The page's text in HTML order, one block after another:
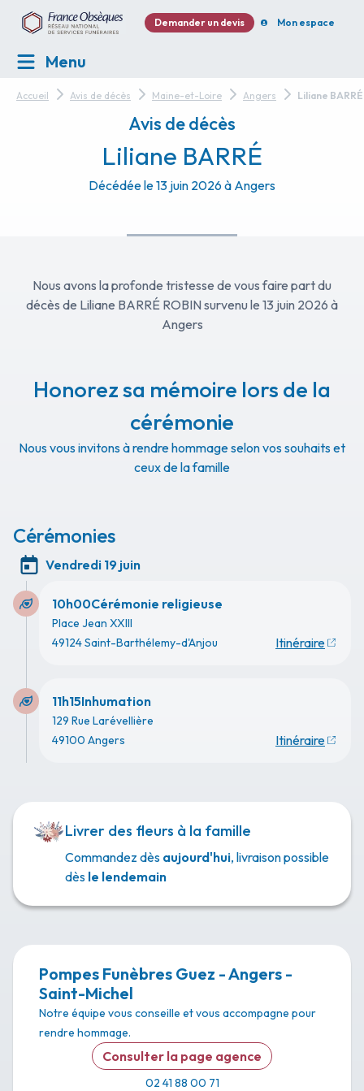
Demander un devis Mon espace
Menu
Accueil Avis de décès Maine-et-Loire Angers Liliane BARRÉ
Avis de décès
Liliane BARRÉ
Décédée le 13 juin 2026 à Angers
Nous avons la profonde tristesse de vous faire part du
décès de Liliane BARRÉ ROBIN survenu le 13 juin 2026 à
Angers
Honorez sa mémoire lors de la
cérémonie
Nous vous invitons à rendre hommage selon vos souhaits et
ceux de la famille
Cérémonies
Vendredi 19 juin
10h00Cérémonie religieuse
Place Jean XXIII
49124 Saint-Barthélemy-d'Anjou
Itinéraire
11h15Inhumation
129 Rue Larévellière
49100 Angers
Itinéraire
Livrer des fleurs à la famille
Commandez dès aujourd'hui, livraison possible
dès le lendemain
Pompes Funèbres Guez - Angers -
Saint-Michel
Notre équipe vous conseille et vous accompagne pour
rendre hommage.
Consulter la page agence
02 41 88 00 71